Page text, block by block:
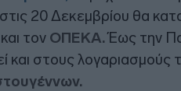
20 Δεκεμβρίου θα
και τον ΟΠΕΚΑ.Έως την
και στους